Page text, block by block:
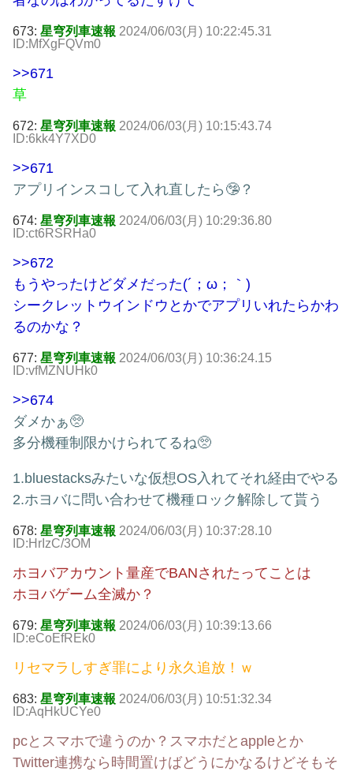
673: 星穹列車速報 2024/06/03(月) 10:22:45.31
ID:MfXgFQVm0
>>671
草
672: 星穹列車速報 2024/06/03(月) 10:15:43.74
ID:6kk4Y7XD0
>>671
アプリインスコして入れ直したら🤥？
674: 星穹列車速報 2024/06/03(月) 10:29:36.80
ID:ct6RSRHa0
>>672
もうやったけどダメだった(´；ω；｀)
シークレットウインドウとかでアプリいれたらかわ
るのかな？
677: 星穹列車速報 2024/06/03(月) 10:36:24.15
ID:vfMZNUHk0
>>674
ダメかぁ🥺
多分機種制限かけられてるね🥺
1.bluestacksみたいな仮想OS入れてそれ経由でやる
2.ホヨバに問い合わせて機種ロック解除して貰う
678: 星穹列車速報 2024/06/03(月) 10:37:28.10
ID:HrIzC/3OM
ホヨバアカウント量産でBANされたってことは
ホヨバゲーム全滅か？
679: 星穹列車速報 2024/06/03(月) 10:39:13.66
ID:eCoEfREk0
リセマラしすぎ罪により永久追放！ｗ
683: 星穹列車速報 2024/06/03(月) 10:51:32.34
ID:AqHkUCYe0
pcとスマホで違うのか？スマホだとappleとか
Twitter連携なら時間置けばどうにかなるけどそもそ